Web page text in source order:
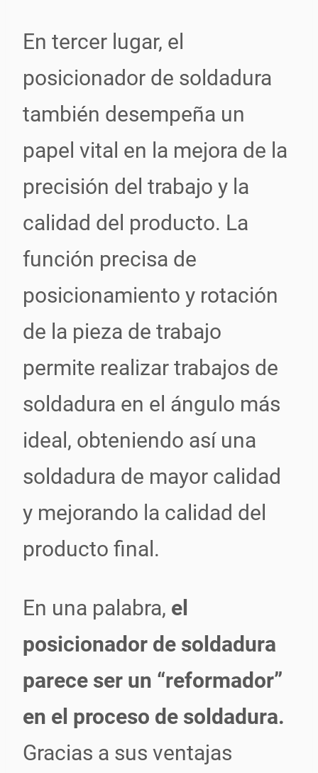
En tercer lugar, el
posicionador de soldadura
también desempeña un
papel vital en la mejora de la
precisión del trabajo y la
calidad del producto. La
función precisa de
posicionamiento y rotación
de la pieza de trabajo
permite realizar trabajos de
soldadura en el ángulo más
ideal, obteniendo así una
soldadura de mayor calidad
y mejorando la calidad del
producto final.
En una palabra, el
posicionador de soldadura
parece ser un “reformador”
en el proceso de soldadura.
Gracias a sus ventajas